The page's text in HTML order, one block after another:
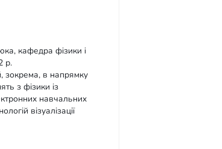
кафедра фізики і
р.
зокрема, в напрямку
з фізики із
навчальних
візуалізації